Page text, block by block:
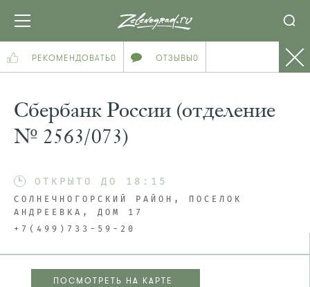
РЕКОМЕНДОВАТЬ0 ОТЗЫВЫ0
Сбербанк России (отделение
№ 2563/073)
ОТКРЫТО ДО 18:15
СОЛНЕЧНОГОРСКИЙ РАЙОН, ПОСЕЛОК
АНДРЕЕВКА, ДОМ 17
+7(499)733-59-20
ПОСМОТРЕТЬ НА КАРТЕ